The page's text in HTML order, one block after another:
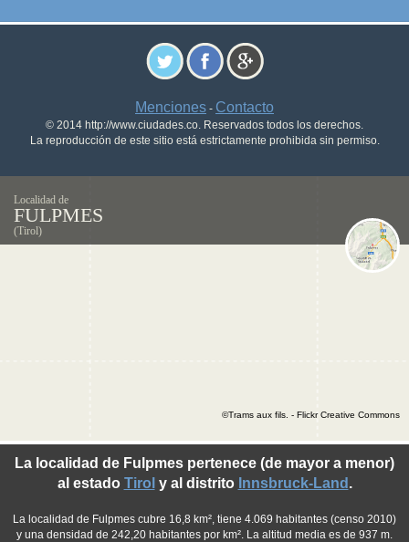
Menciones - Contacto
© 2014 http://www.ciudades.co. Reservados todos los derechos.
La reproducción de este sitio está estrictamente prohibida sin permiso.
Localidad de
FULPMES
(Tirol)
La localidad de Fulpmes pertenece (de mayor a menor)
al estado Tirol y al distrito Innsbruck-Land .
La localidad de Fulpmes cubre 16,8 km², tiene 4.069 habitantes (censo 2010)
y una densidad de 242,20 habitantes por km². La altitud media es de 937 m.
©Trams aux fils. - Flickr Creative Commons